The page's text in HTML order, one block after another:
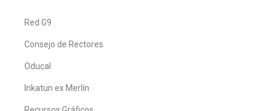
Red G9
Consejo de Rectores
Oducal
Inkatun ex Merlín